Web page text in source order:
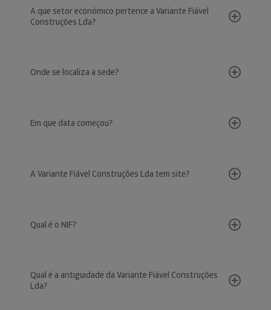
A que setor económico pertence a Variante Fiável
Construções Lda?
Onde se localiza a sede?
Em que data começou?
A Variante Fiável Construções Lda tem site?
Qual é o NIF?
Qual é a antiguidade da Variante Fiável Construções
Lda?